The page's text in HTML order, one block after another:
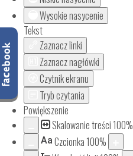
Wysokie nasycenie
Tekst
Zaznacz linki
Zaznacz nagłówki
Czytnik ekranu
Tryb czytania
Powiększenie
Skalowanie treści 100%
Aa Czcionka 100%